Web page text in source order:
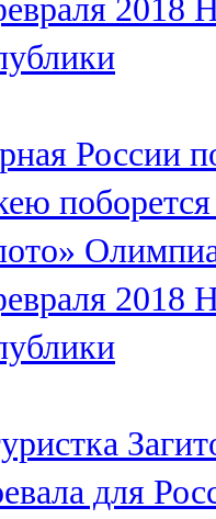
2018
России
поборется
2018
для